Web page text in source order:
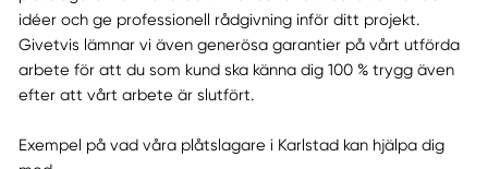
idéer och ge professionell rådgivning inför ditt projekt.
Givetvis lämnar vi även generösa garantier på vårt utförda
arbete för att du som kund ska känna dig 100 % trygg även
efter att vårt arbete är slutfört.
Exempel på vad våra plåtslagare i Karlstad kan hjälpa dig